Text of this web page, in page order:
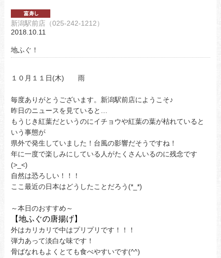
新潟駅前店（025-242-1212）
2018.10.11
地ふぐ！
１０月１１日(木) 雨
毎度ありがとうございます。新潟駅前店にようこそ♪
昨日のニュースを見ていると…
もうじき紅葉だというのにイチョウや紅葉の葉が枯れていると
いう事態が
県外で発生していました！台風の影響だそうですね！
年に一度で楽しみにしている人がたくさんいるのに残念です
(>_<)
自然は恐ろしい！！！
ここ最近の日本はどうしたことだろう(*_*)
～本日のおすすめ～
【地ふぐの唐揚げ】
外はカリカリで中はプリプリです！！！
弾力あって淡白な味です！
骨ばなれもよくとても食べやすいです(^^)